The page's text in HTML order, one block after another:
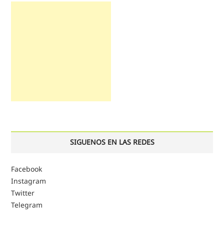
SIGUENOS EN LAS REDES
Facebook
Instagram
Twitter
Telegram